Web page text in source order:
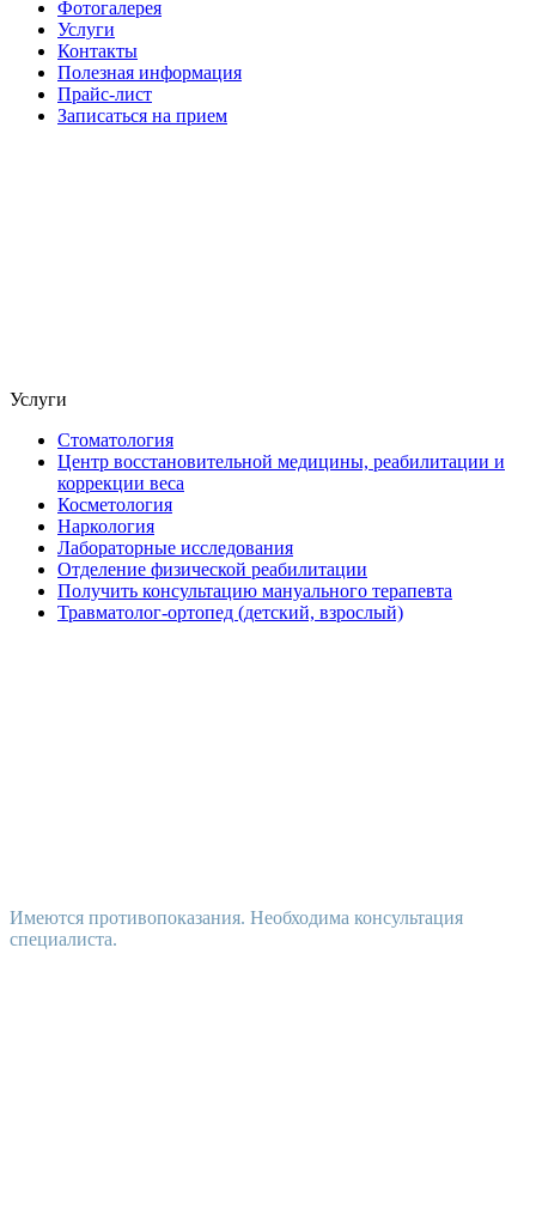
Фотогалерея
Услуги
Контакты
Полезная информация
Прайс-лист
Записаться на прием
Услуги
Стоматология
Центр восстановительной медицины, реабилитации и
коррекции веса
Косметология
Наркология
Лабораторные исследования
Отделение физической реабилитации
Получить консультацию мануального терапевта
Травматолог-ортопед (детский, взрослый)
Имеются противопоказания. Необходима консультация
специалиста.